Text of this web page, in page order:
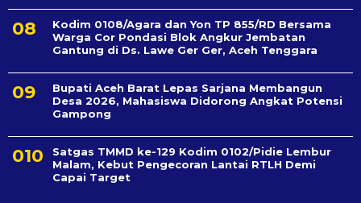
Kodim 0108/Agara dan Yon TP 855/RD Bersama
Warga Cor Pondasi Blok Angkur Jembatan
Gantung di Ds. Lawe Ger Ger, Aceh Tenggara
Bupati Aceh Barat Lepas Sarjana Membangun
Desa 2026, Mahasiswa Didorong Angkat Potensi
Gampong
Satgas TMMD ke-129 Kodim 0102/Pidie Lembur
Malam, Kebut Pengecoran Lantai RTLH Demi
Capai Target